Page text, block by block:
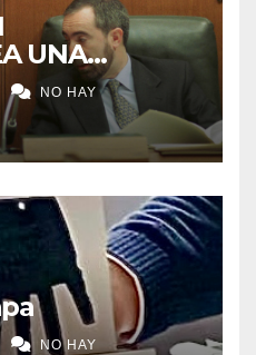
UNA
DIGNIFICA EL
POLÍTICA
NO HAY
NO HAY